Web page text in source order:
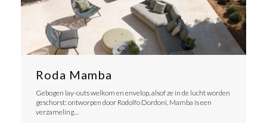
Roda Mamba
Gebogen lay-outs welkom en envelop, alsof ze in de lucht worden
geschorst: ontworpen door Rodolfo Dordoni, Mamba is een
verzameling…